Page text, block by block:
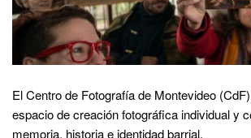
El Centro de Fotografía de Montevideo
espacio de creación fotográfica individual y
memoria, historia e identidad barrial.